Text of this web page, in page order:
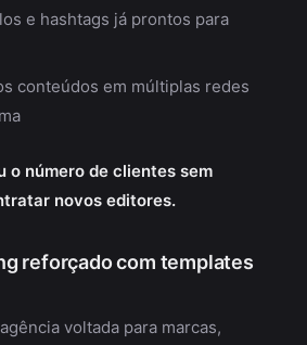
e hashtags já prontos para
conteúdos em múltiplas redes
o número de clientes sem
novos editores.
reforçado com templates
voltada para marcas,